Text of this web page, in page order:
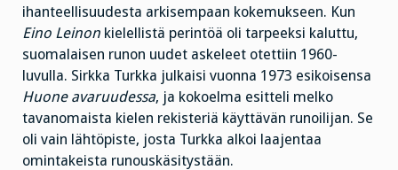
ihanteellisuudesta arkisempaan kokemukseen. Kun
Eino Leinon kielellistä perintöä oli tarpeeksi kaluttu,
suomalaisen runon uudet askeleet otettiin 1960-
luvulla. Sirkka Turkka julkaisi vuonna 1973 esikoisensa
Huone avaruudessa, ja kokoelma esitteli melko
tavanomaista kielen rekisteriä käyttävän runoilijan. Se
oli vain lähtöpiste, josta Turkka alkoi laajentaa
omintakeista runouskäsitystään.